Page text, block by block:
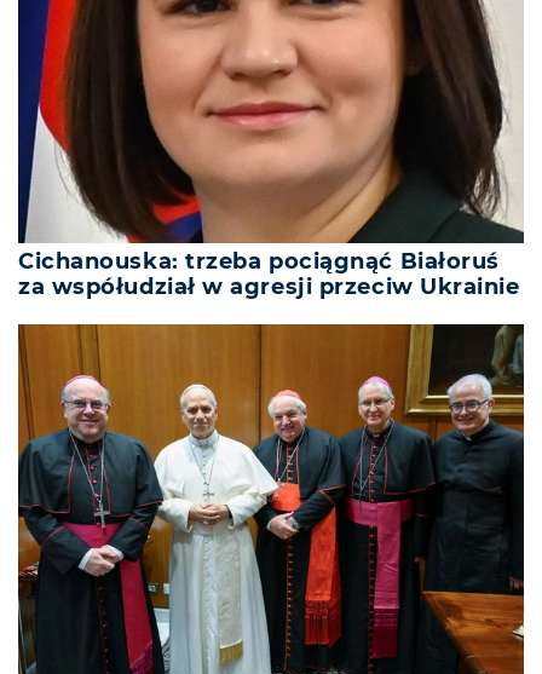
Cichanouska: trzeba pociągnąć Białoruś
za współudział w agresji przeciw Ukrainie